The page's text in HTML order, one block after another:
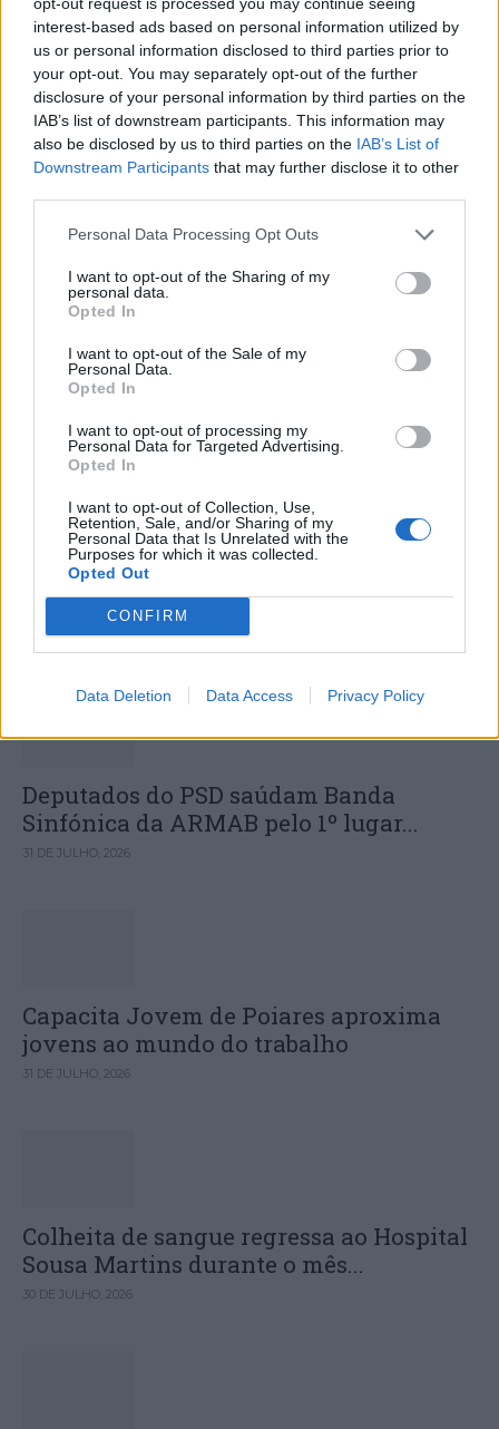
interest-based ads based on personal information utilized by
us or personal information disclosed to third parties prior to
your opt-out. You may separately opt-out of the further
disclosure of your personal information by third parties on the
IAB’s list of downstream participants. This information may
also be disclosed by us to third parties on the IAB’s List of
Downstream Participants that may further disclose it to other
Personal Data Processing Opt Outs
I want to opt-out of the Sharing of my
personal data.
Opted In
I want to opt-out of the Sale of my
Personal Data.
Opted In
I want to opt-out of processing my
Personal Data for Targeted Advertising.
Opted In
I want to opt-out of Collection, Use,
Retention, Sale, and/or Sharing of my
Personal Data that Is Unrelated with the
Purposes for which it was collected.
Opted Out
CONFIRM
Data Deletion Data Access Privacy Policy
Castanheira de Pera foi um dos palcos
da 25ª edição do Volleyball Summer
Cup
Castanheira de Pera apresenta
ambicioso Parque Temático de São
João da Mata com investimento de 12
milhões de euros
DESTAQUES
Deputados do PSD saúdam Banda
Sinfónica da ARMAB pelo 1º lugar...
31 DE JULHO, 2026
Capacita Jovem de Poiares aproxima
jovens ao mundo do trabalho
31 DE JULHO, 2026
Colheita de sangue regressa ao Hospital
Sousa Martins durante o mês...
30 DE JULHO, 2026